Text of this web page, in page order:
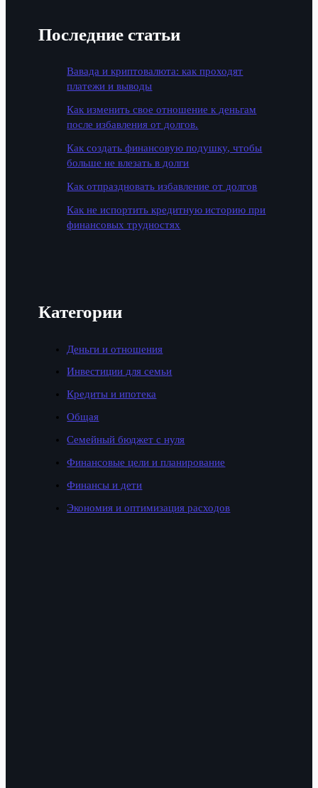
Последние статьи
Вавада и криптовалюта: как проходят
платежи и выводы
Как изменить свое отношение к деньгам
после избавления от долгов.
Как создать финансовую подушку, чтобы
больше не влезать в долги
Как отпраздновать избавление от долгов
Как не испортить кредитную историю при
финансовых трудностях
Категории
Деньги и отношения
Инвестиции для семьи
Кредиты и ипотека
Общая
Семейный бюджет с нуля
Финансовые цели и планирование
Финансы и дети
Экономия и оптимизация расходов